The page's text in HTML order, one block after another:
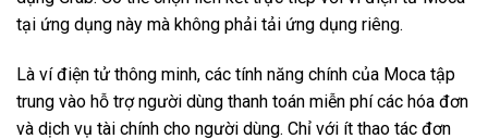
tại ứng dụng này mà không phải tải ứng dụng riêng.
Là ví điện tử thông minh, các tính năng chính của Moca tập
trung vào hỗ trợ người dùng thanh toán miễn phí các hóa đơn
và dịch vụ tài chính cho người dùng. Chỉ với ít thao tác đơn